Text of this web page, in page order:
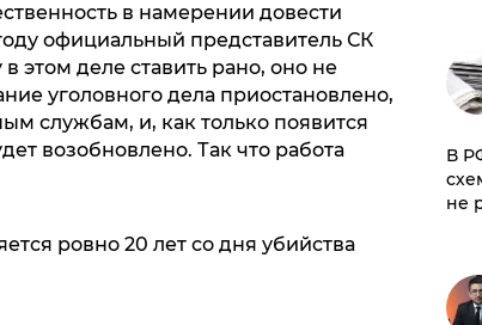
в намерении довести
официальный представитель СК
этом деле ставить рано, оно не
уголовного дела приостановлено,
службам, и, как только появится
возобновлено. Так что работа
ровно 20 лет со дня убийства
​В
не